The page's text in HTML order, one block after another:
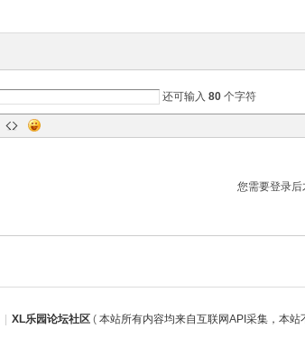
还可输入 80 个字符
您需要登录
XL乐园论坛社区 ( 本站所有内容均来自互联网API采集，本